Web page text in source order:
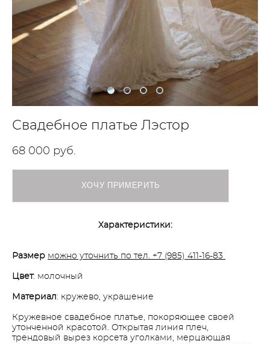
Свадебное платье Лэстор
68 000 pуб.
ХОЧУ ПРИМЕРИТЬ
Характеристики:
Размер можно уточнить по тел. +7 (985) 411-16-83
Цвет: молочный
Материал: кружево, украшение
Кружевное свадебное платье, покоряющее своей
утонченной красотой. Открытая линия плеч,
трендовый вырез корсета уголками, мерцающая